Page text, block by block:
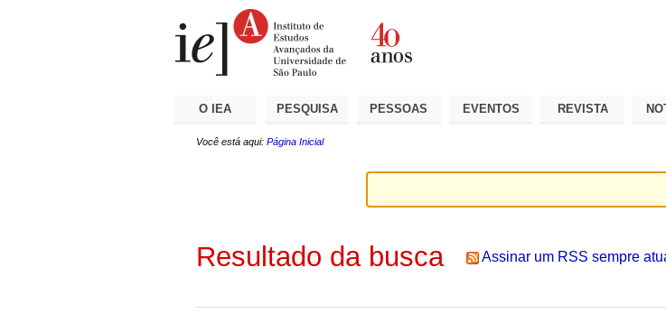
O IEA PESQUISA PESSOAS EVENTOS REVISTA
Você está aqui: Página Inicial
Resultado da busca Assinar um RSS sempre